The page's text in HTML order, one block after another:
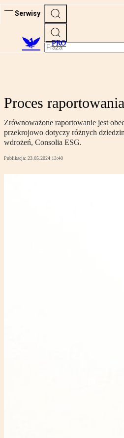
Serwisy
PRO
Proces
Zrównoważone raportowanie jest
przekrojowo dotyczy różnych
wdrożeń, Consolia ESG.
Publikacja: 23.05.2024 13:40